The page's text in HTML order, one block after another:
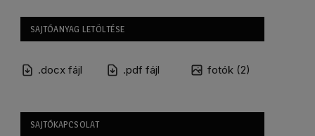
SAJTÓANYAG LETÖLTÉSE
.docx fájl .pdf fájl fotók (2)
SAJTÓKAPCSOLAT